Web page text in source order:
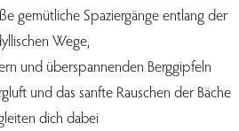
gemütliche Spaziergänge entlang der
Wege,
und überspannenden Berggipfeln
und das sanfte Rauschen der Bäche
dich dabei